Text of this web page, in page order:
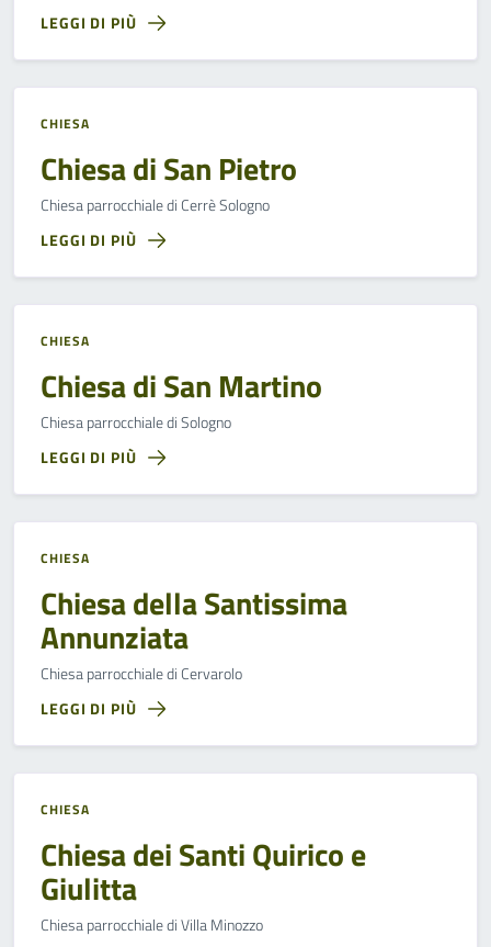
LEGGI DI PIÙ
CHIESA
Chiesa di San Pietro
Chiesa parrocchiale di Cerrè Sologno
LEGGI DI PIÙ
CHIESA
Chiesa di San Martino
Chiesa parrocchiale di Sologno
LEGGI DI PIÙ
CHIESA
Chiesa della Santissima
Annunziata
Chiesa parrocchiale di Cervarolo
LEGGI DI PIÙ
CHIESA
Chiesa dei Santi Quirico e
Giulitta
Chiesa parrocchiale di Villa Minozzo